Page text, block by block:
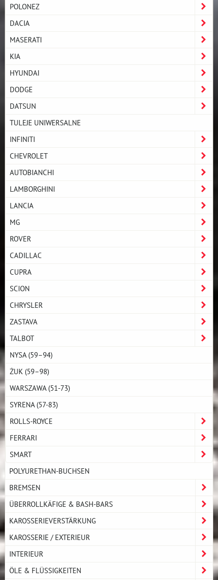
POLONEZ
DACIA
MASERATI
KIA
HYUNDAI
DODGE
DATSUN
TULEJE UNIWERSALNE
INFINITI
CHEVROLET
AUTOBIANCHI
LAMBORGHINI
LANCIA
MG
ROVER
CADILLAC
CUPRA
SCION
CHRYSLER
ZASTAVA
TALBOT
NYSA (59–94)
ŻUK (59–98)
WARSZAWA (51-73)
SYRENA (57-83)
ROLLS-ROYCE
FERRARI
SMART
POLYURETHAN-BUCHSEN
BREMSEN
ÜBERROLLKÄFIGE & BASH-BARS
KAROSSERIEVERSTÄRKUNG
KAROSSERIE / EXTERIEUR
INTERIEUR
ÖLE & FLÜSSIGKEITEN